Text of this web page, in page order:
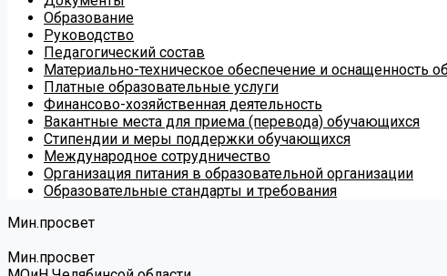
Образование
Руководство
Педагогический состав
Материально-техническое обеспечение и оснащенность
Платные образовательные услуги
Финансово-хозяйственная деятельность
Вакантные места для приема (перевода) обучающихся
Стипендии и меры поддержки обучающихся
Международное сотрудничество
Организация питания в образовательной организации
Образовательные стандарты и требования
Мин.просвет
Мин.просвет